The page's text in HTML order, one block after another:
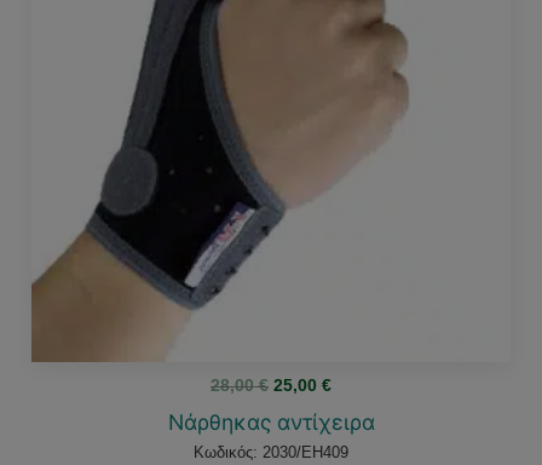
28,00€ Original
was:
28,00 €.
25,00 €Η
τιμή
είναι:
25,00 €.
Νάρθηκας αντίχειρα
Κωδικός: 2030/EH409